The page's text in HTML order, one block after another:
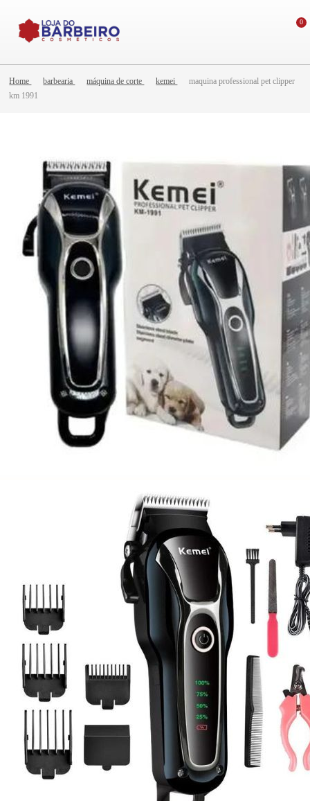
0
Home barbearia máquina de corte kemei
maquina professional pet clipper
km 1991